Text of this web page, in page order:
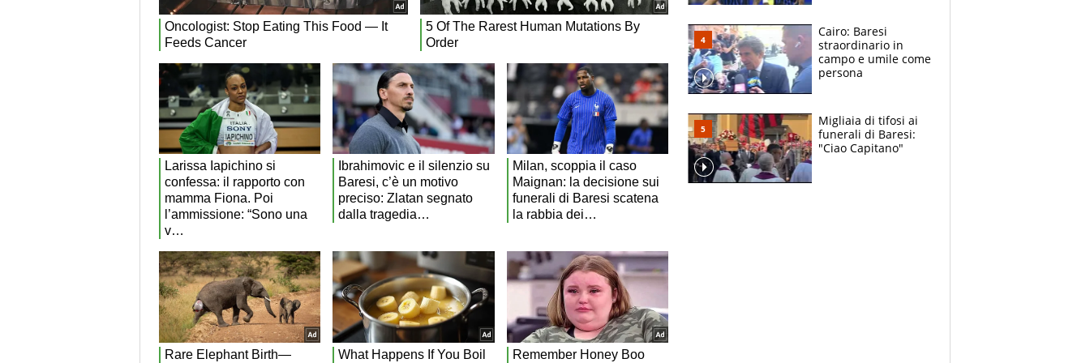
Esposito ma la
garanzia è Stankovic
Cairo: Baresi
straordinario in
campo e umile come
persona
Migliaia di tifosi ai
funerali di Baresi:
"Ciao Capitano"